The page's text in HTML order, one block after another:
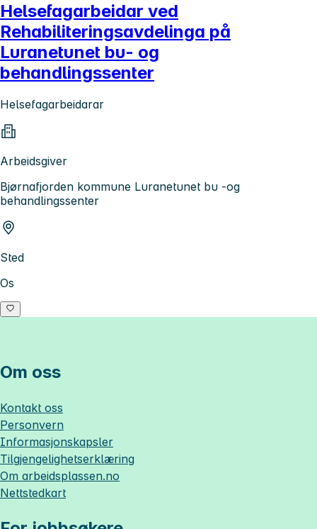
Helsefagarbeidar ved
Rehabiliteringsavdelinga på
Luranetunet bu- og
behandlingssenter
Helsefagarbeidarar
Arbeidsgiver
Bjørnafjorden kommune Luranetunet bu -og
behandlingssenter
Sted
Os
Om oss
Kontakt oss
Personvern
Informasjonskapsler
Tilgjengelighetserklæring
Om arbeidsplassen.no
Nettstedkart